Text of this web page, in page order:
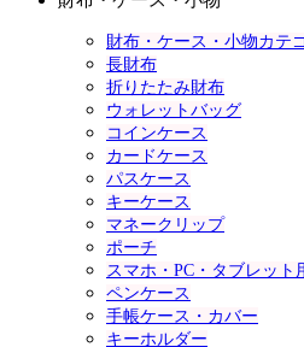
財布・ケース・小物カテ
長財布
折りたたみ財布
ウォレットバッグ
コインケース
カードケース
パスケース
キーケース
マネークリップ
ポーチ
スマホ・PC・タブレット
ペンケース
手帳ケース・カバー
キーホルダー